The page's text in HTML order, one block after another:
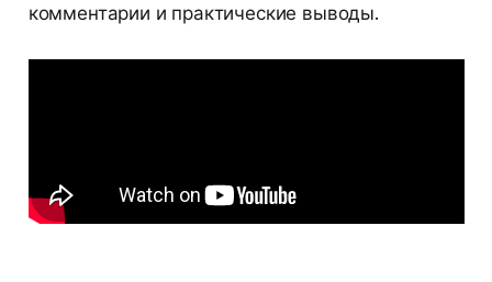
комментарии и практические выводы.